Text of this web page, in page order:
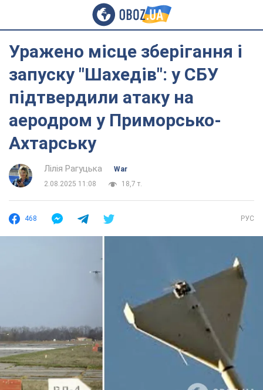
Уражено місце зберігання і
запуску "Шахедів": у СБУ
підтвердили атаку на
аеродром у Приморсько-
Ахтарську
Лілія Рагуцька
War
2.08.2025 11:08
18,7 т.
468 РУС